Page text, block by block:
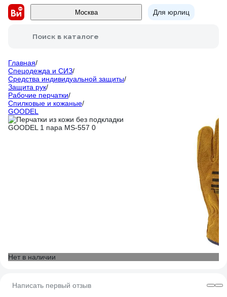
Москва Для юрлиц
Поиск в каталоге
Главная/
Спецодежда и СИЗ/
Средства индивидуальной защиты/
Защита рук/
Рабочие перчатки/
Спилковые и кожаные/
GOODEL
Нет в наличии
Написать первый отзыв